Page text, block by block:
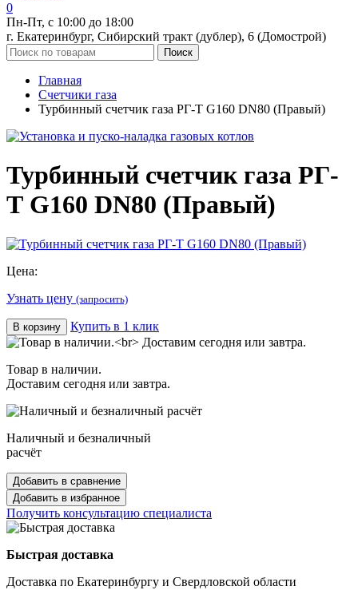
0
Пн-Пт, с 10:00 до 18:00
г. Екатеринбург, Сибирский тракт (дублер), 6 (Домострой)
Поиск
Главная
Счетчики газа
Турбинный счетчик газа РГ-Т G160 DN80 (Правый)
Турбинный счетчик газа РГ-
Т G160 DN80 (Правый)
Цена:
Узнать цену (запросить)
В корзину Купить в 1 клик
Товар в наличии.
Доставим сегодня или завтра.
Наличный и безналичный
расчёт
Добавить в сравнение
Добавить в избранное
Получить консультацию специалиста
Быстрая доставка
Доставка по Екатеринбургу и Свердловской области